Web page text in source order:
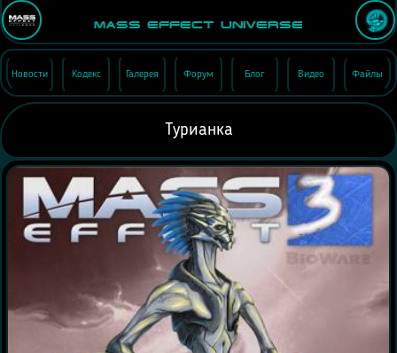
Mass Effect Universe
Новости Кодекс Галерея Форум Блог Видео Файлы
Турианка